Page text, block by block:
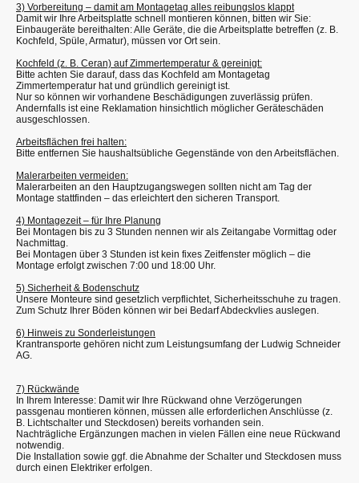
3) Vorbereitung – damit am Montagetag alles reibungslos klappt
Damit wir Ihre Arbeitsplatte schnell montieren können, bitten wir Sie:
Einbaugeräte bereithalten: Alle Geräte, die die Arbeitsplatte betreffen (z. B.
Kochfeld, Spüle, Armatur), müssen vor Ort sein.
Kochfeld (z. B. Ceran) auf Zimmertemperatur & gereinigt:
Bitte achten Sie darauf, dass das Kochfeld am Montagetag
Zimmertemperatur hat und gründlich gereinigt ist.
Nur so können wir vorhandene Beschädigungen zuverlässig prüfen.
Andernfalls ist eine Reklamation hinsichtlich möglicher Geräteschäden
ausgeschlossen.
Arbeitsflächen frei halten:
Bitte entfernen Sie haushaltsübliche Gegenstände von den Arbeitsflächen.
Malerarbeiten vermeiden:
Malerarbeiten an den Hauptzugangswegen sollten nicht am Tag der
Montage stattfinden – das erleichtert den sicheren Transport.
4) Montagezeit – für Ihre Planung
Bei Montagen bis zu 3 Stunden nennen wir als Zeitangabe Vormittag oder
Nachmittag.
Bei Montagen über 3 Stunden ist kein fixes Zeitfenster möglich – die
Montage erfolgt zwischen 7:00 und 18:00 Uhr.
5) Sicherheit & Bodenschutz
Unsere Monteure sind gesetzlich verpflichtet, Sicherheitsschuhe zu tragen.
Zum Schutz Ihrer Böden können wir bei Bedarf Abdeckvlies auslegen.
6) Hinweis zu Sonderleistungen
Krantransporte gehören nicht zum Leistungsumfang der Ludwig Schneider
AG.
7) Rückwände
In Ihrem Interesse: Damit wir Ihre Rückwand ohne Verzögerungen
passgenau montieren können, müssen alle erforderlichen Anschlüsse (z.
B. Lichtschalter und Steckdosen) bereits vorhanden sein.
Nachträgliche Ergänzungen machen in vielen Fällen eine neue Rückwand
notwendig.
Die Installation sowie ggf. die Abnahme der Schalter und Steckdosen muss
durch einen Elektriker erfolgen.